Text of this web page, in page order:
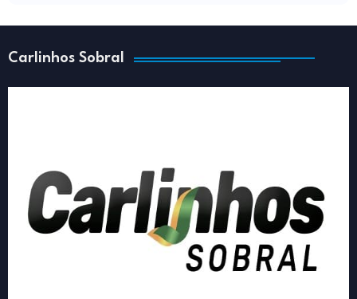
Carlinhos Sobral